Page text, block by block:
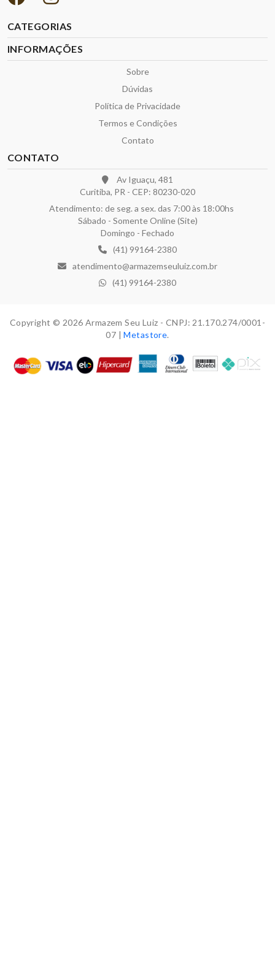
CATEGORIAS
INFORMAÇÕES
Sobre
Dúvidas
Política de Privacidade
Termos e Condições
Contato
CONTATO
Av Iguaçu, 481
Curitiba, PR - CEP: 80230-020
Atendimento: de seg. a sex. das 7:00 às 18:00hs
Sábado - Somente Online (Site)
Domingo - Fechado
(41) 99164-2380
atendimento@armazemseuluiz.com.br
(41) 99164-2380
Copyright © 2026 Armazem Seu Luiz - CNPJ: 21.170.274/0001-
07 |Metastore.